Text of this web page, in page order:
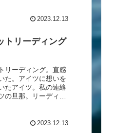
2023.12.13
トリーディング
リーディング。直感
た。アイツに想いを
たアイツ。私の連絡
旦那。リーディン
2023.12.13